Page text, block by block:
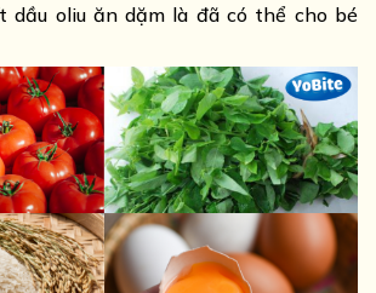
dầu oliu ăn dặm là đã có thể cho bé